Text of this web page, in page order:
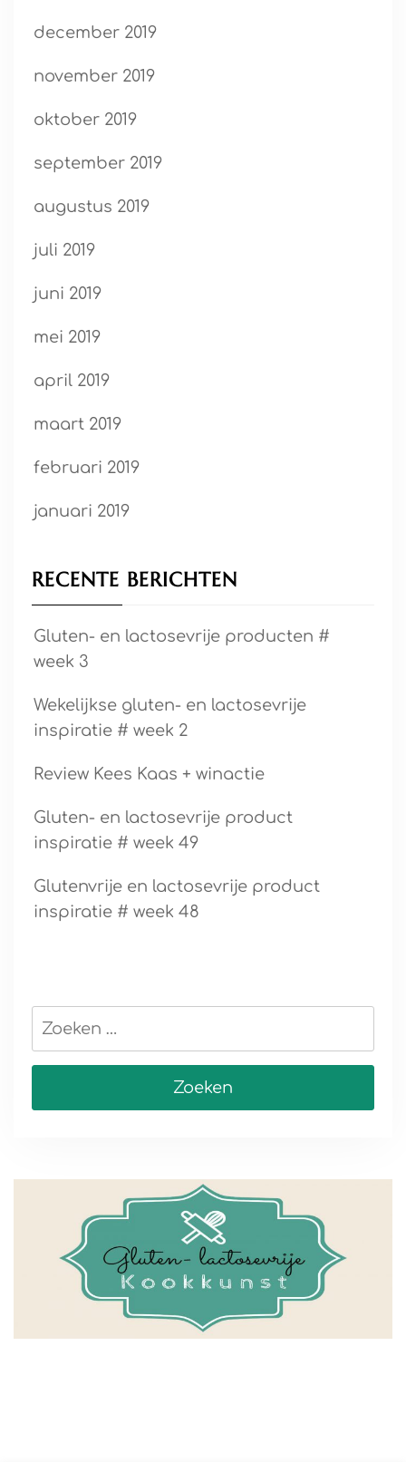
december 2019
november 2019
oktober 2019
september 2019
augustus 2019
juli 2019
juni 2019
mei 2019
april 2019
maart 2019
februari 2019
januari 2019
RECENTE BERICHTEN
Gluten- en lactosevrije producten #
week 3
Wekelijkse gluten- en lactosevrije
inspiratie # week 2
Review Kees Kaas + winactie
Gluten- en lactosevrije product
inspiratie # week 49
Glutenvrije en lactosevrije product
inspiratie # week 48
Zoeken